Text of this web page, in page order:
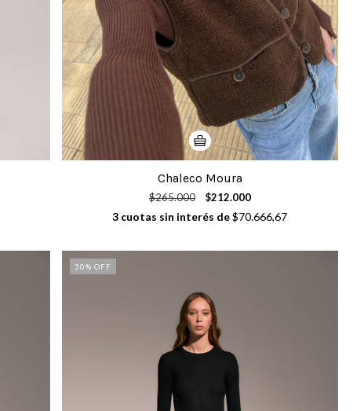
Chaleco Moura
$265.000 $212.000
3 cuotas sin interés de$70.666,67
30% OFF